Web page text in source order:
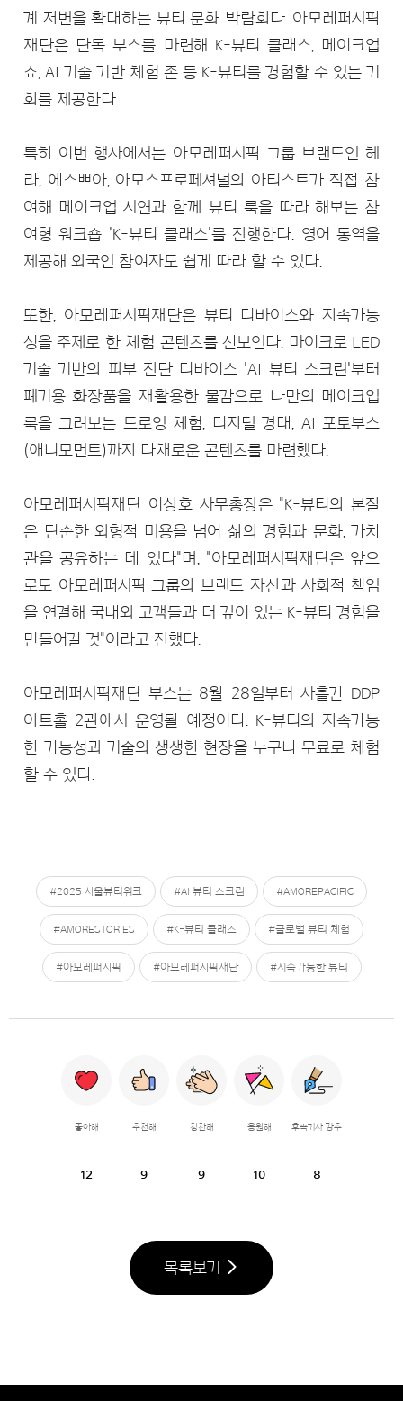
계 저변을 확대하는 뷰티 문화 박람회다. 아모레퍼시픽
재단은 단독 부스를 마련해 K-뷰티 클래스, 메이크업
쇼, AI 기술 기반 체험 존 등 K-뷰티를 경험할 수 있는 기
회를 제공한다.
특히 이번 행사에서는 아모레퍼시픽 그룹 브랜드인 헤
라, 에스쁘아, 아모스프로페셔널의 아티스트가 직접 참
여해 메이크업 시연과 함께 뷰티 룩을 따라 해보는 참
여형 워크숍 'K-뷰티 클래스'를 진행한다. 영어 통역을
제공해 외국인 참여자도 쉽게 따라 할 수 있다.
또한, 아모레퍼시픽재단은 뷰티 디바이스와 지속가능
성을 주제로 한 체험 콘텐츠를 선보인다. 마이크로 LED
기술 기반의 피부 진단 디바이스 'AI 뷰티 스크린'부터
폐기용 화장품을 재활용한 물감으로 나만의 메이크업
룩을 그려보는 드로잉 체험, 디지털 경대, AI 포토부스
(애니모먼트)까지 다채로운 콘텐츠를 마련했다.
아모레퍼시픽재단 이상호 사무총장은 "K-뷰티의 본질
은 단순한 외형적 미용을 넘어 삶의 경험과 문화, 가치
관을 공유하는 데 있다"며, "아모레퍼시픽재단은 앞으
로도 아모레퍼시픽 그룹의 브랜드 자산과 사회적 책임
을 연결해 국내외 고객들과 더 깊이 있는 K-뷰티 경험을
만들어갈 것"이라고 전했다.
아모레퍼시픽재단 부스는 8월 28일부터 사흘간 DDP
아트홀 2관에서 운영될 예정이다. K-뷰티의 지속가능
한 가능성과 기술의 생생한 현장을 누구나 무료로 체험
할 수 있다.
#2025 서울뷰티위크 #AI 뷰티 스크린 #AMOREPACIFIC
#AMORESTORIES #K-뷰티 클래스 #글로벌 뷰티 체험
#아모레퍼시픽 #아모레퍼시픽재단 #지속가능한 뷰티
좋아해
12
추천해
9
칭찬해
9
응원해
10
후속기사 강추
8
목록보기